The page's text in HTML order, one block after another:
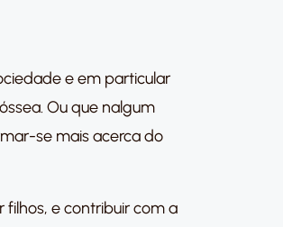
e em particular
Ou que nalgum
se mais acerca do
filhos, e contribuir com a